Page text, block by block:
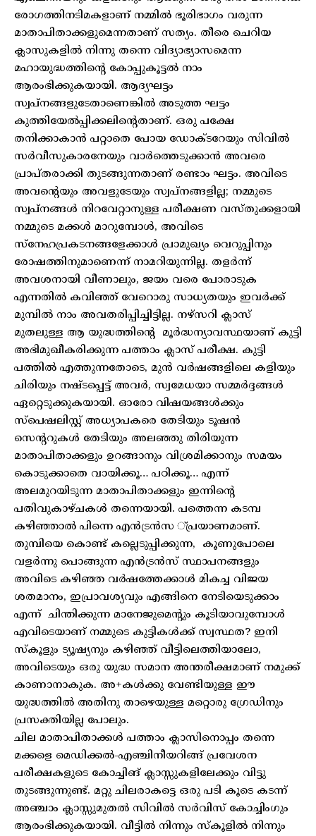
രോഗത്തിനടിമകളാണ് നമ്മിൽ ഭൂരിഭാഗം വരുന്ന
മാതാപിതാക്കളുമെന്നതാണ് സത്യം. തീരെ ചെറിയ
ക്ലാസുകളിൽ നിന്നു തന്നെ വിദ്യാഭ്യാസമെന്ന
മഹായുദ്ധത്തിന്റെ കോപ്പുകൂട്ടൽ നാം
ആരംഭിക്കുകയായി. ആദ്യഘട്ടം
സ്വപ്‌നങ്ങളുടേതാണെങ്കിൽ അടുത്ത ഘട്ടം
കുത്തിയേൽപ്പിക്കലിന്റെതാണ്. ഒരു പക്ഷേ
തനിക്കാകാൻ പറ്റാതെ പോയ ഡോക്ടറേയും സിവിൽ
സർവീസുകാരനേയും വാർത്തെടുക്കാൻ അവരെ
പ്രാപ്തരാക്കി തുടങ്ങുന്നതാണ് രണ്ടാം ഘട്ടം. അവിടെ
അവന്റെയും അവളുടേയും സ്വപ്‌നങ്ങളില്ല; നമ്മുടെ
സ്വപ്‌നങ്ങൾ നിറവേറ്റാനുള്ള പരീക്ഷണ വസ്തുക്കളായി
നമ്മുടെ മക്കൾ മാറുമ്പോൾ, അവിടെ
സ്‌നേഹപ്രകടനങ്ങളേക്കാൾ പ്രാമുഖ്യം വെറുപ്പിനും
രോഷത്തിനുമാണെന്ന് നാമറിയുന്നില്ല. തളർന്ന്
അവശനായി വീണാലും, ജയം വരെ പോരാടുക
എന്നതിൽ കവിഞ്ഞ് വേറൊരു സാധ്യതയും ഇവർക്ക്
മുമ്പിൽ നാം അവതരിപ്പിച്ചിട്ടില്ല. നഴ്‌സറി ക്ലാസ്
മുതലുള്ള ആ യുദ്ധത്തിന്റെ മൂർദ്ധന്യാവസ്ഥയാണ് കുട്ടി
അഭിമുഖീകരിക്കുന്ന പത്താം ക്ലാസ് പരീക്ഷ. കുട്ടി
പത്തിൽ എത്തുന്നതോടെ, മുൻ വർഷങ്ങളിലെ കളിയും
ചിരിയും നഷ്ടപ്പെട്ട് അവർ, സ്വമേധയാ സമ്മർദ്ദങ്ങൾ
ഏറ്റെടുക്കുകയായി. ഓരോ വിഷയങ്ങൾക്കും
സ്‌പെഷലിസ്റ്റ് അധ്യാപകരെ തേടിയും ടൂഷൻ
സെന്ററുകൾ തേടിയും അലഞ്ഞു തിരിയുന്ന
മാതാപിതാക്കളും ഉറങ്ങാനും വിശ്രമിക്കാനും സമയം
കൊടുക്കാതെ വായിക്കൂ… പഠിക്കൂ… എന്ന്
അലമുറയിടുന്ന മാതാപിതാക്കളും ഇന്നിന്റെ
പതിവുകാഴ്ചകൾ തന്നെയായി. പത്തെന്ന കടമ്പ
കഴിഞ്ഞാൽ പിന്നെ എൻട്രൻസ ്പ്രയാണമാണ്.
തുമ്പിയെ കൊണ്ട് കല്ലെടുപ്പിക്കുന്ന, കൂണുപോലെ
വളർന്നു പൊങ്ങുന്ന എൻട്രൻസ് സ്ഥാപനങ്ങളും
അവിടെ കഴിഞ്ഞ വർഷത്തേക്കാൾ മികച്ച വിജയ
ശതമാനം, ഇപ്രാവശ്യവും എങ്ങിനെ നേടിയെടുക്കാം
എന്ന് ചിന്തിക്കുന്ന മാനേജുമെന്റും കൂടിയാവുമ്പോൾ
എവിടെയാണ് നമ്മുടെ കുട്ടികൾക്ക് സ്വസ്ഥത? ഇനി
സ്‌കൂളും ട്യൂഷ്യനും കഴിഞ്ഞ് വീട്ടിലെത്തിയാലോ,
അവിടെയും ഒരു യുദ്ധ സമാന അന്തരീക്ഷമാണ് നമുക്ക്
കാണാനാകുക. അ+കൾക്കു വേണ്ടിയുള്ള ഈ
യുദ്ധത്തിൽ അതിനു താഴെയുള്ള മറ്റൊരു ഗ്രേഡിനും
പ്രസക്തിയില്ല പോലും.
ചില മാതാപിതാക്കൾ പത്താം ക്ലാസിനൊപ്പം തന്നെ
മക്കളെ മെഡിക്കൽ-എഞ്ചിനീയറിങ്ങ് പ്രവേശന
പരീക്ഷകളുടെ കോച്ചിങ് ക്ലാസ്സുകളിലേക്കും വിട്ടു
തുടങ്ങുന്നുണ്ട്. മറ്റു ചിലരാകട്ടെ ഒരു പടി കൂടെ കടന്ന്
അഞ്ചാം ക്ലാസ്സുമുതൽ സിവിൽ സർവിസ് കോച്ചിംഗും
ആരംഭിക്കുകയായി. വീട്ടിൽ നിന്നും സ്‌കൂളിൽ നിന്നും